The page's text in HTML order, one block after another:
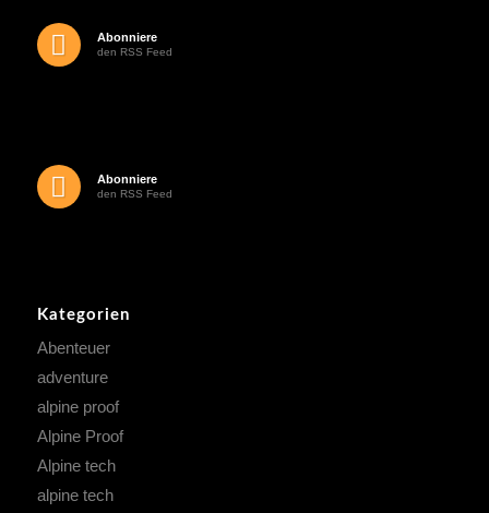
Abonniere
den RSS Feed
Abonniere
den RSS Feed
Kategorien
Abenteuer
adventure
alpine proof
Alpine Proof
Alpine tech
alpine tech